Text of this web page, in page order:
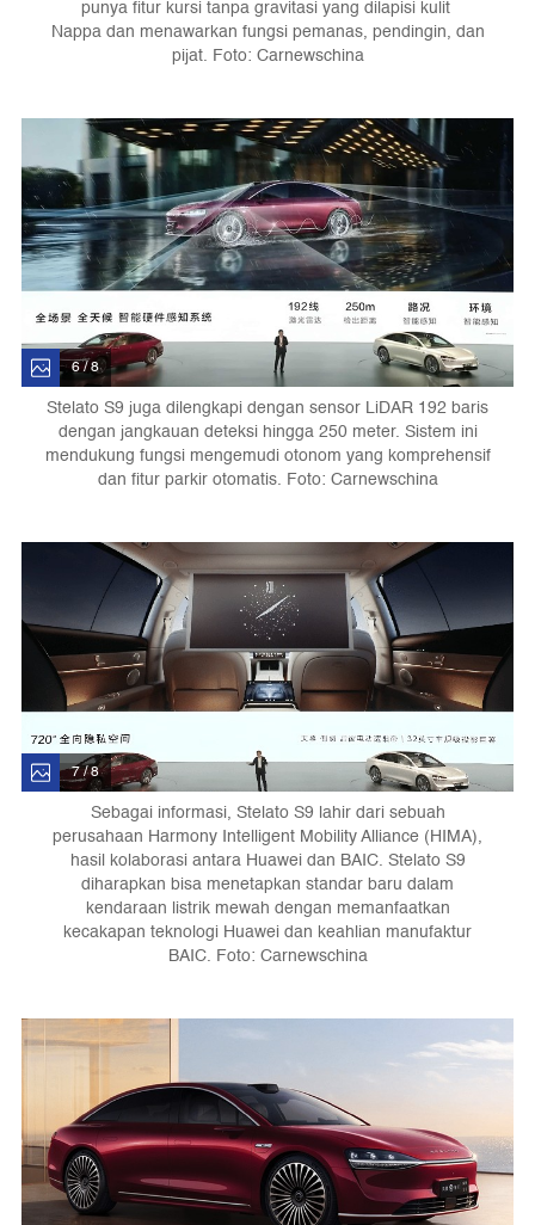
punya fitur kursi tanpa gravitasi yang dilapisi kulit
Nappa dan menawarkan fungsi pemanas, pendingin, dan
pijat. Foto: Carnewschina
6 / 8
Stelato S9 juga dilengkapi dengan sensor LiDAR 192 baris
dengan jangkauan deteksi hingga 250 meter. Sistem ini
mendukung fungsi mengemudi otonom yang komprehensif
dan fitur parkir otomatis. Foto: Carnewschina
7 / 8
Sebagai informasi, Stelato S9 lahir dari sebuah
perusahaan Harmony Intelligent Mobility Alliance (HIMA),
hasil kolaborasi antara Huawei dan BAIC. Stelato S9
diharapkan bisa menetapkan standar baru dalam
kendaraan listrik mewah dengan memanfaatkan
kecakapan teknologi Huawei dan keahlian manufaktur
BAIC. Foto: Carnewschina